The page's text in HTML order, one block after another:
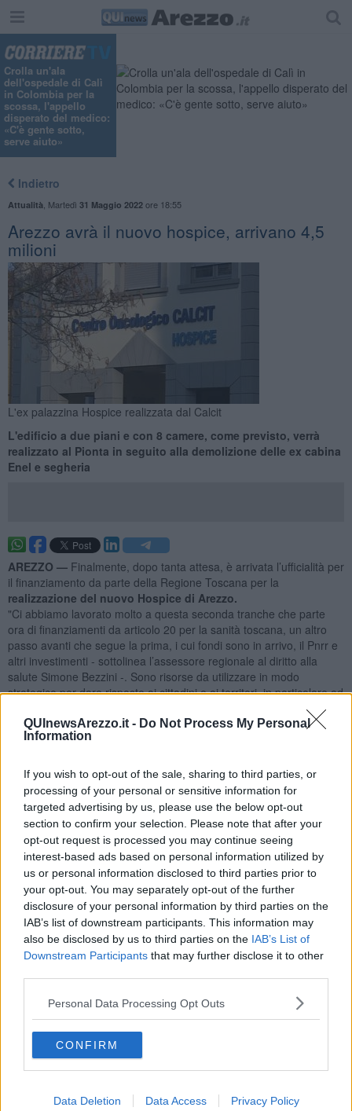
QUInewsArezzo.it - Do Not Process My Personal
Information
If you wish to opt-out of the sale, sharing to third parties, or
processing of your personal or sensitive information for
targeted advertising by us, please use the below opt-out
section to confirm your selection. Please note that after your
opt-out request is processed you may continue seeing
interest-based ads based on personal information utilized by
us or personal information disclosed to third parties prior to
your opt-out. You may separately opt-out of the further
disclosure of your personal information by third parties on the
IAB’s list of downstream participants. This information may
also be disclosed by us to third parties on the IAB’s List of
Downstream Participants that may further disclose it to other
Personal Data Processing Opt Outs
CONFIRM
Data Deletion Data Access Privacy Policy
Crolla un'ala
dell'ospedale di Calì
in Colombia per la
scossa, l'appello
disperato del medico:
«C'è gente sotto,
serve aiuto»
Indietro
Attualità Martedì 31 Maggio 2022ore 18:55
Arezzo avrà il nuovo hospice, arrivano 4,5
milioni
L'ex palazzina Hospice realizzata dal Calcit
L'edificio a due piani e con 8 camere, come previsto, verrà
realizzato al Pionta in seguito alla demolizione delle ex cabina
Enel e segheria
AREZZO — Finalmente, dopo tanta attesa, è arrivata l’ufficialità per
il finanziamento da parte della Regione Toscana per la
realizzazione del nuovo Hospice di Arezzo.
"Ci abbiamo lavorato molto a questa seconda tranche che parte
ora di finanziamenti da articolo 20 per la sanità toscana, un altro
passo avanti che segue la prima, i cui fondi sono in arrivo, il Pnrr e
altri investimenti - sottolinea l’assessore regionale al diritto alla
salute Simone Bezzini -. Sono risorse da utilizzare in modo
strategico per dare risposte ai cittadini e ai territori, in particolare ad
si tratta di una notizia di grande
importanza per un’opera fortemente voluta anche dalla Regione”.
D’Urso, direttore generale della Asl Toscana sud est. - Con
l’assegnazione dei 4,5 milioni per il nuovo Hospice di Arezzo, non
appena queste risorse saranno disponibili siamo pronti per partire
con la realizzazione di questa opera attesa e voluta. Il nuovo
edificio, come è stato più volte comunicato,si collocherà in un
asse principale e parallelo alla viabilità del San Donato,
nell’area del Pionta,con ottimi collegamenti con le reti di
alimentazione elettrica, idrica, gas medicinali del vicino ospedale
San Donato.
Il progetto è già statopredisposto dal dipartimento tecnico
con 8 camere. Sarà una struttura molto accogliente, moderna e
funzionale. Per la sua costruzione è prevista la demolizione di due
stabili fatiscenti (ex cabina Enel ed ex segheria), e questo ci
consente anche di valorizzare il patrimonio immobiliare aziendale e
di riqualificare l’area del Pionta, da sempre cara alla città e
conclusione dei lavori continuerà ad essere operativo in una